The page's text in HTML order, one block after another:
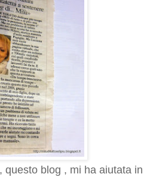
questo blog , mi ha aiutata in